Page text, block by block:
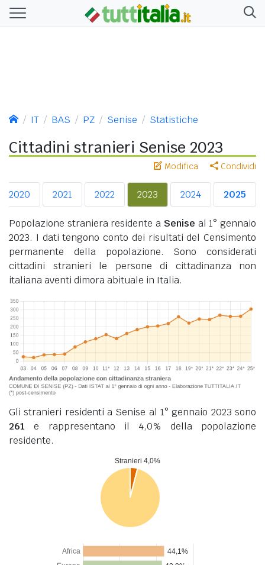
IT BAS PZ Senise Statistiche
Cittadini stranieri Senise 2023
Modifica Condividi
2020 2021 2022 2023 2024 2025
Popolazione straniera residente a Senise al 1° gennaio
2023. I dati tengono conto dei risultati del Censimento
permanente della popolazione. Sono considerati
cittadini stranieri le persone di cittadinanza non
italiana aventi dimora abituale in Italia.
Gli stranieri residenti a Senise al 1° gennaio 2023 sono
261 e rappresentano il 4,0% della popolazione
residente.